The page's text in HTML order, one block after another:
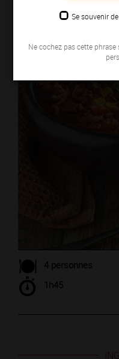
Se souvenir
Ne cochez pas cette
4 personnes
1h45